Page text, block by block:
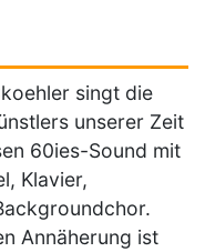
singt die
unserer Zeit
60ies-Sound mit
Klavier,
Annäherung ist